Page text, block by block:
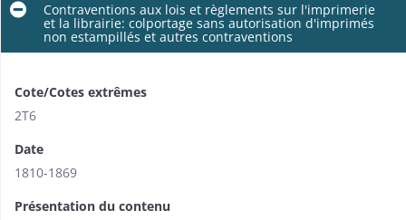
Contraventions aux lois et règlements sur l'imprimerie
et la librairie: colportage sans autorisation d'imprimés
non estampillés et autres contraventions
Cote/Cotes extrêmes
2T6
Date
1810-1869
Présentation du contenu